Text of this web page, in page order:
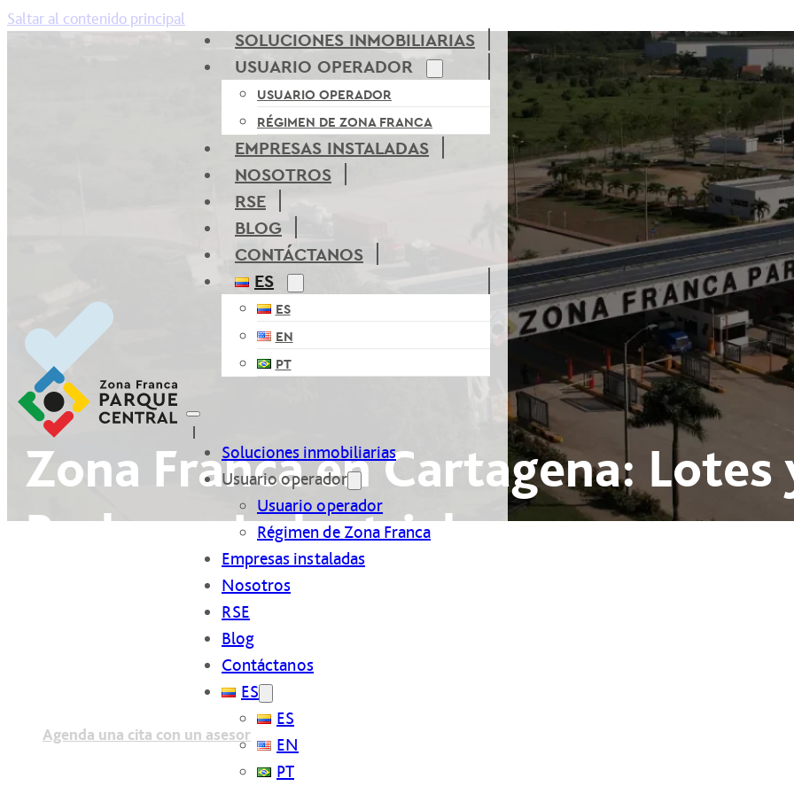
Saltar al contenido principal
SOLUCIONES INMOBILIARIAS
USUARIO OPERADOR
USUARIO OPERADOR
RÉGIMEN DE ZONA FRANCA
EMPRESAS INSTALADAS
NOSOTROS
RSE
BLOG
CONTÁCTANOS
ES
ES
EN
PT
Soluciones inmobiliarias
Usuario operador
Usuario operador
Régimen de Zona Franca
Empresas instaladas
Nosotros
RSE
Blog
Contáctanos
ES
ES
EN
PT
Zona Franca en Cartagena: Lotes
Bodegas Industriales
Más de 56 empresas ya operan desde
Cartagena hacia el mercado global
Agenda una cita con un asesor